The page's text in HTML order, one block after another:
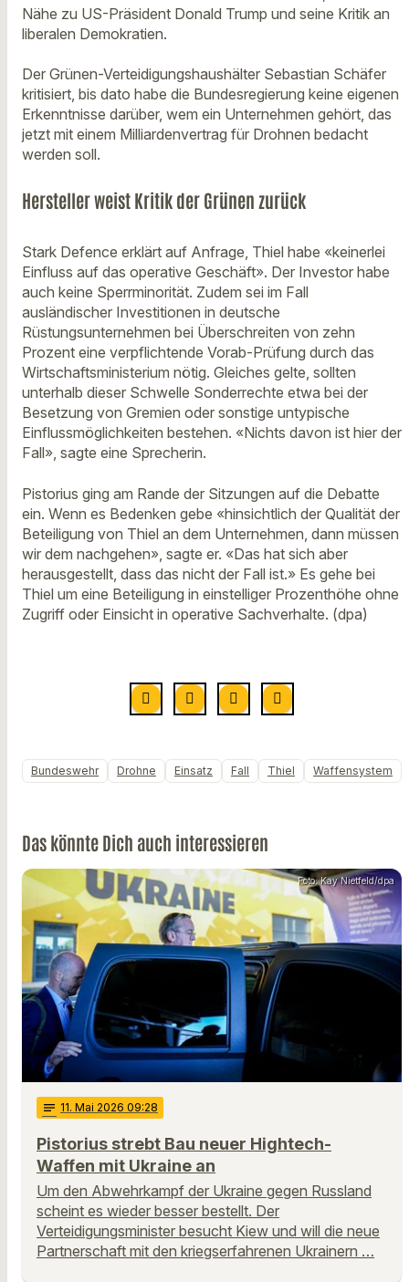
Nähe zu US-Präsident Donald Trump und seine Kritik an
liberalen Demokratien.
Der Grünen-Verteidigungshaushälter Sebastian Schäfer
kritisiert, bis dato habe die Bundesregierung keine eigenen
Erkenntnisse darüber, wem ein Unternehmen gehört, das
jetzt mit einem Milliardenvertrag für Drohnen bedacht
werden soll.
Hersteller weist Kritik der Grünen zurück
Stark Defence erklärt auf Anfrage, Thiel habe «keinerlei
Einfluss auf das operative Geschäft». Der Investor habe
auch keine Sperrminorität. Zudem sei im Fall
ausländischer Investitionen in deutsche
Rüstungsunternehmen bei Überschreiten von zehn
Prozent eine verpflichtende Vorab-Prüfung durch das
Wirtschaftsministerium nötig. Gleiches gelte, sollten
unterhalb dieser Schwelle Sonderrechte etwa bei der
Besetzung von Gremien oder sonstige untypische
Einflussmöglichkeiten bestehen. «Nichts davon ist hier der
Fall», sagte eine Sprecherin.
Pistorius ging am Rande der Sitzungen auf die Debatte
ein. Wenn es Bedenken gebe «hinsichtlich der Qualität der
Beteiligung von Thiel an dem Unternehmen, dann müssen
wir dem nachgehen», sagte er. «Das hat sich aber
herausgestellt, dass das nicht der Fall ist.» Es gehe bei
Thiel um eine Beteiligung in einstelliger Prozenthöhe ohne
Zugriff oder Einsicht in operative Sachverhalte. (dpa)
Bundeswehr Drohne Einsatz Fall Thiel Waffensystem
Das könnte Dich auch interessieren
Foto: Kay Nietfeld/dpa
notes 11. Mai 2026 09:28
Pistorius strebt Bau neuer Hightech-
Waffen mit Ukraine an
Um den Abwehrkampf der Ukraine gegen Russland
scheint es wieder besser bestellt. Der
Verteidigungsminister besucht Kiew und will die neue
Partnerschaft mit den kriegserfahrenen Ukrainern …